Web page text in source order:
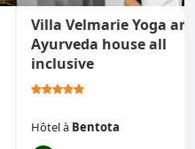
Villa Velmarie Yoga
Ayurveda house all
inclusive
Hôtelà Bentota